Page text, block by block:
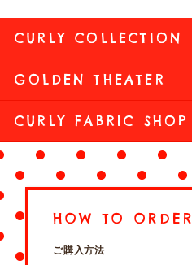
CURLY COLLECTION
GOLDEN THEATER
CURLY FABRIC SHOP
HOW TO ORDER
ご購入方法